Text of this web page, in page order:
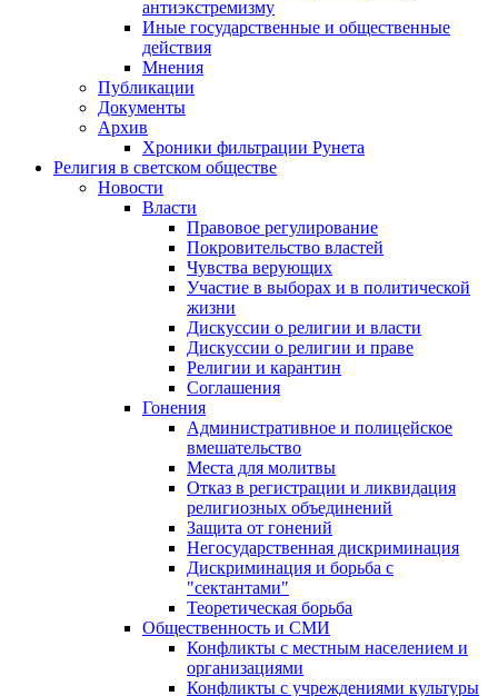
антиэкстремизму
Иные государственные и общественные
действия
Мнения
Публикации
Документы
Архив
Хроники фильтрации Рунета
Религия в светском обществе
Новости
Власти
Правовое регулирование
Покровительство властей
Чувства верующих
Участие в выборах и в политической
жизни
Дискуссии о религии и власти
Дискуссии о религии и праве
Религии и карантин
Соглашения
Гонения
Административное и полицейское
вмешательство
Места для молитвы
Отказ в регистрации и ликвидация
религиозных объединений
Защита от гонений
Негосударственная дискриминация
Дискриминация и борьба с
"сектантами"
Теоретическая борьба
Общественность и СМИ
Конфликты с местным населением и
организациями
Конфликты с учреждениями культуры